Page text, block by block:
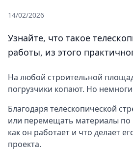
14/02/2026
Узнайте, что такое
работы, из этого
На любой строительной
погрузчики копают. Но
Благодаря телескопической
или перемещать материалы
как он работает и что делает
проекта.